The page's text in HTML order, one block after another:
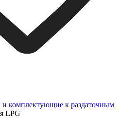
и комплектующие к раздаточным
LPG